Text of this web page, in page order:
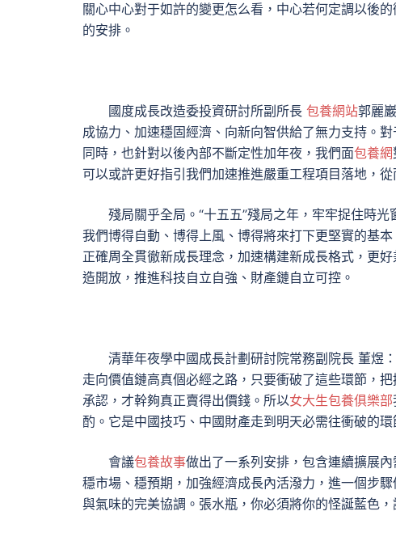
關心中心對于如許的變更怎么看，中心若何定調以後
的安排。
國度成長改造委投資研討所副所長 包養網站郭麗
成協力、加速穩固經濟、向新向智供給了無力支持。
同時，也針對以後內部不斷定性加年夜，我們面包養網
可以或許更好指引我們加速推進嚴重工程項目落地，從
殘局關乎全局。“十五五”殘局之年，牢牢捉住時光
我們博得自動、博得上風、博得將來打下更堅實的基
正確周全貫徹新成長理念，加速構建新成長格式，更
造開放，推進科技自立自強、財產鏈自立可控。
清華年夜學中國成長計劃研討院常務副院長 董煜：
走向價值鏈高真個必經之路，只要衝破了這些環節，
承認，才幹夠真正賣得出價錢。所以女大生包養俱樂部
酌。它是中國技巧、中國財產走到明天必需往衝破的環
會議包養故事做出了一系列安排，包含連續擴展
穩市場、穩預期，加強經濟成長內活潑力，進一個步
與氣味的完美協調。張水瓶，你必須將你的怪誕藍色